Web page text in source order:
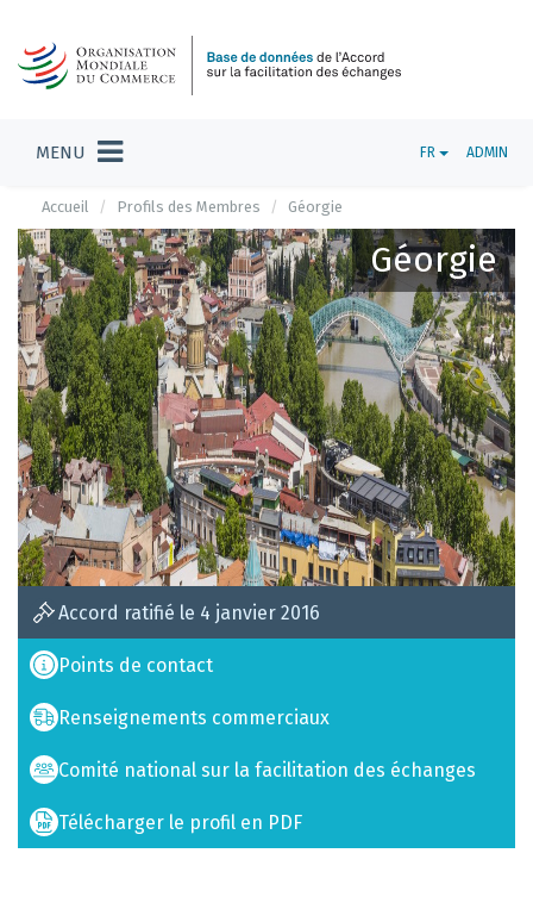
MENU FR ADMIN
Accueil Profils des Membres Géorgie
Géorgie
Accord ratifié le 4 janvier 2016
Points de contact
Renseignements commerciaux
Comité national sur la facilitation des échanges
Télécharger le profil en PDF